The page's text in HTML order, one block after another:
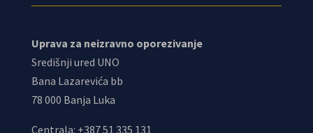
Uprava za neizravno oporezivanje
Središnji ured UNO
Bana Lazarevića bb
78 000 Banja Luka
Centrala: +387 51 335 131